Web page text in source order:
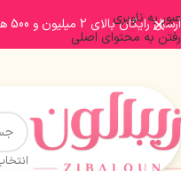
عبور به ناوبری
رفتن به محتوای اصلی
ارسال رایگان بالای 2 میلیون و 500 هزار تومان (تا 5 کیلوگرم)